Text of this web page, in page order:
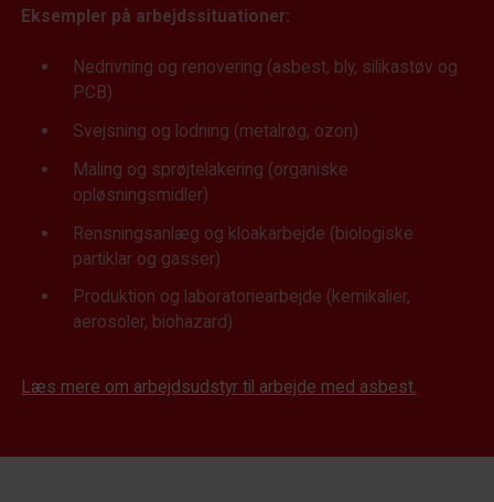
Eksempler på arbejdssituationer:
Nedrivning og renovering (asbest, bly, silikastøv og
PCB)
Svejsning og lodning (metalrøg, ozon)
Maling og sprøjtelakering (organiske
opløsningsmidler)
Rensningsanlæg og kloakarbejde (biologiske
partiklar og gasser)
Produktion og laboratoriearbejde (kemikalier,
aerosoler, biohazard)
Læs mere om arbejdsudstyr til arbejde med asbest.